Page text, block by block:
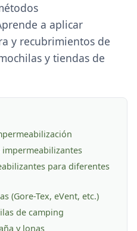
a aplicar
y recubrimientos de
y tiendas de
para diferentes
(Gore-Tex, eVent, etc.)
de camping
y lonas